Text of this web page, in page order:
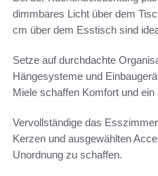
dimmbares Licht über dem
cm über dem Esstisch sind
Setze auf durchdachte
Hängesysteme und
Miele schaffen Komfort und
Vervollständige das
Kerzen und ausgewählten
Unordnung zu schaffen.